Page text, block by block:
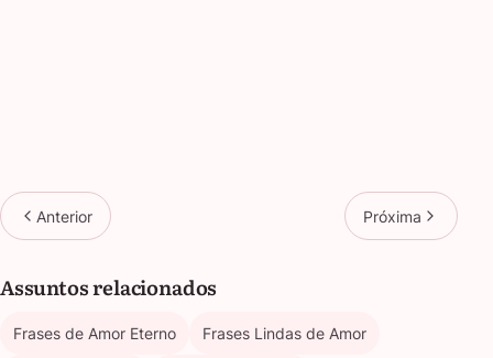
Anterior Próxima
Assuntos relacionados
Frases de Amor Eterno Frases Lindas de Amor